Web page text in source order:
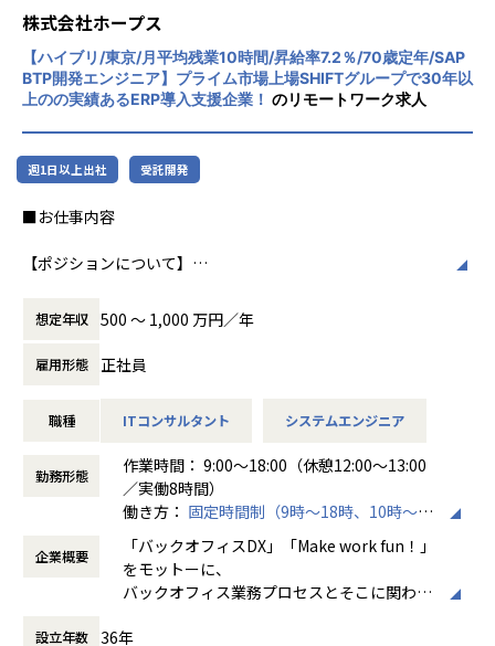
解を得られにくい環境でした。
なかには、工場自体の競争力を失い、工場の規模縮小・閉
鎖から、工場に支えられた街自体が閑散となることも目の当
たりにしました。
だからこそ、わたしたちは「時代のニーズ・変化に合わせ
ア」を輩出することに力を入れています。
の必要な武器になる、と信じています。
また、ユーザーが真に求めることは、
・必要なときに必要なシステムを簡単に利用できる
・システムを用い、競争力を醸成し、社会が持続的な発
展を続けること
当社はそれを提供・実現し、システムの利用者とエンジニ
【プロジェクト内容※一例です※】
受注システム：要件定義からリリースまで約2年のプロジ
ェクトにおいて、開発期間は2ヵ月と短納期で完了
生成型AI ：プロセスマイニングを用いた野良AIの防止
・API開発、オープンソースの方が幅がきくし、おもしろ
CloudやOracle ERP Cloudなどを活用し、企
業の業務プロセスを最適化し、経営管理の強
化を図っています1。
社風/文化
ホープスは、若手社員が活躍できる環境で、
社内の風通しが良く、活気に満ちた雰囲気が
特徴です。多様性を重視し、様々な国籍や背
ホープスでは、リモートワーク活用があり平
く、プロジェクトに応じて柔軟な働き方がで
ています。
株式会社ホープス
【ハイブリ/東京/月平均残業10時間/昇給率7.2％/70歳定年/SAP
BTP開発エンジニア】プライム市場上場SHIFTグループで30年以
上のの実績あるERP導入支援企業！ のリモートワーク求人
週1日以上出社 受託開発
■お仕事内容
【ポジションについて】
ステムの導入・開発に携わっていただくポジションです。
ホープスではエンドユーザー、大手SIer向けのERPパッケー
ジの提案や要件定義等の上流工程から、詳細設計・構築、テ
スト工程や運用保守まで、一連の業務を担っています。
具体的には、
ご経験に応じて要件定義、設計の上流工程から、開発、保守
運用のプロジェクトに携わっていただきます。
売上過去最高記録を更新している当社では、今まさに第二次
創業期として
準大手から中堅規模の企業に特化して、プライム案件、ERP
BTP開発エンジニアとして組織を一緒に作っていただける方
想定年収 500 〜 1,000 万円／年
雇用形態 正社員
職種 ITコンサルタント システムエンジニア
勤務形態
作業時間： 9:00～18:00（休憩12:00～13:00
／実働8時間）
働き方： 固定時間制（9時～18時、10時～19
時など）
時間外労働の有無： 有（月平均10時間）
休憩時間： 60分
企業概要
「バックオフィスDX」「Make work fun！」
をモットーに、
バックオフィス業務プロセスとそこに関わる
企業競争力を向上させることを使命としてい
設立年数 36年